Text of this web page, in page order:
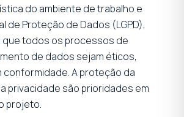
do ambiente de trabalho e
de Proteção de Dados (LGPD),
todos os processos de
de dados sejam éticos,
conformidade. A proteção da
privacidade são prioridades em
projeto.